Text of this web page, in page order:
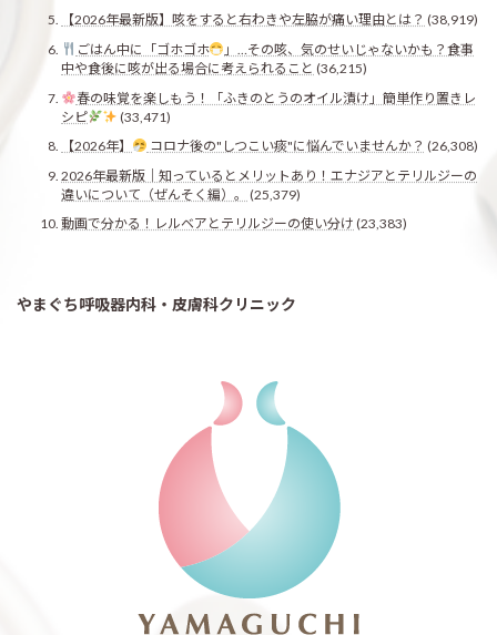
【2026年最新版】咳をすると右わきや左脇が痛い理由とは？ (38,919)
ごはん中に「ゴホゴホ
」…その咳、気のせいじゃないかも？食事
中や食後に咳が出る場合に考えられること (36,215)
春の味覚を楽しもう！「ふきのとうのオイル漬け」簡単作り置きレ
シピ
(33,471)
【2026年】
コロナ後の"しつこい痰"に悩んでいませんか？ (26,308)
2026年最新版｜知っているとメリットあり！エナジアとテリルジーの
違いについて（ぜんそく編）。
(25,379)
動画で分かる！レルベアとテリルジーの使い分け (23,383)
やまぐち呼吸器内科・皮膚科クリニック